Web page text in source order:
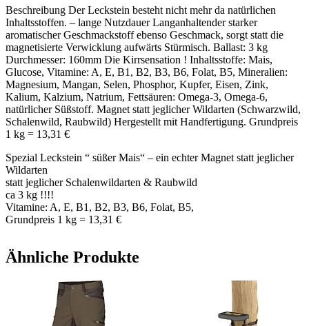
Rotwild,
Rehwild,
Dammwild,
Raubwild…
Menge
Beschreibung Der Leckstein besteht nicht mehr da natürlichen
Inhaltsstoffen. – lange Nutzdauer Langanhaltender starker
aromatischer Geschmackstoff ebenso Geschmack, sorgt statt die
magnetisierte Verwicklung aufwärts Stürmisch. Ballast: 3 kg
Durchmesser: 160mm Die Kirrsensation ! Inhaltsstoffe: Mais,
Glucose, Vitamine: A, E, B1, B2, B3, B6, Folat, B5, Mineralien:
Magnesium, Mangan, Selen, Phosphor, Kupfer, Eisen, Zink,
Kalium, Kalzium, Natrium, Fettsäuren: Omega-3, Omega-6,
natürlicher Süßstoff. Magnet statt jeglicher Wildarten (Schwarzwild,
Schalenwild, Raubwild) Hergestellt mit Handfertigung. Grundpreis
1 kg = 13,31 €
Spezial Leckstein “ süßer Mais“ – ein echter Magnet statt jeglicher
Wildarten
statt jeglicher Schalenwildarten & Raubwild
ca 3 kg !!!!
Vitamine: A, E, B1, B2, B3, B6, Folat, B5,
Grundpreis 1 kg = 13,31 €
Ähnliche Produkte